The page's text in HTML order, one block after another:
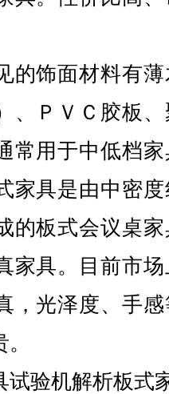
饰面材料有薄
、ＰＶＣ胶板
常用于中低档
家具是由中密
的板式会议桌
家具。目前市
，光泽度、手
试验机解析板式